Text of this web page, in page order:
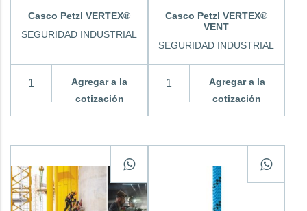
Casco Petzl VERTEX®
SEGURIDAD INDUSTRIAL
Agregar a la
cotización
Casco Petzl VERTEX®
VENT
SEGURIDAD INDUSTRIAL
Agregar a la
cotización